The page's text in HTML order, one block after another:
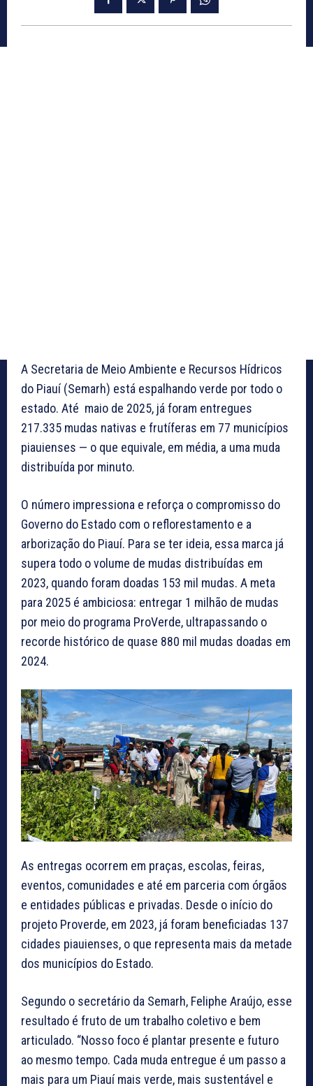
A Secretaria de Meio Ambiente e Recursos Hídricos
do Piauí (Semarh) está espalhando verde por todo o
estado. Até maio de 2025, já foram entregues
217.335 mudas nativas e frutíferas em 77 municípios
piauienses — o que equivale, em média, a uma muda
distribuída por minuto.
O número impressiona e reforça o compromisso do
Governo do Estado com o reflorestamento e a
arborização do Piauí. Para se ter ideia, essa marca já
supera todo o volume de mudas distribuídas em
2023, quando foram doadas 153 mil mudas. A meta
para 2025 é ambiciosa: entregar 1 milhão de mudas
por meio do programa ProVerde, ultrapassando o
recorde histórico de quase 880 mil mudas doadas em
2024.
As entregas ocorrem em praças, escolas, feiras,
eventos, comunidades e até em parceria com órgãos
e entidades públicas e privadas. Desde o início do
projeto Proverde, em 2023, já foram beneficiadas 137
cidades piauienses, o que representa mais da metade
dos municípios do Estado.
Segundo o secretário da Semarh, Feliphe Araújo, esse
resultado é fruto de um trabalho coletivo e bem
articulado. “Nosso foco é plantar presente e futuro
ao mesmo tempo. Cada muda entregue é um passo a
mais para um Piauí mais verde, mais sustentável e